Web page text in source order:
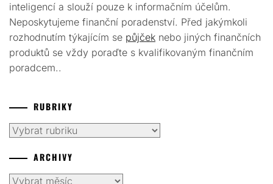
inteligencí a slouží pouze k informačním účelům.
Neposkytujeme finanční poradenství. Před jakýmkoli
rozhodnutím týkajícím se půjček nebo jiných finančních
produktů se vždy poraďte s kvalifikovaným finančním
poradcem..
RUBRIKY
Rubriky
ARCHIVY
Archivy